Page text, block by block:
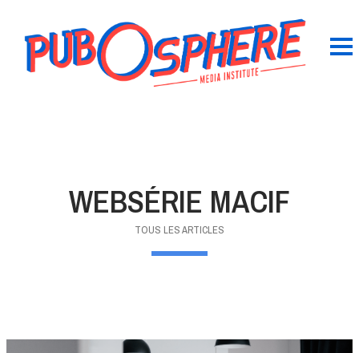
WEBSÉRIE MACIF
TOUS LES ARTICLES